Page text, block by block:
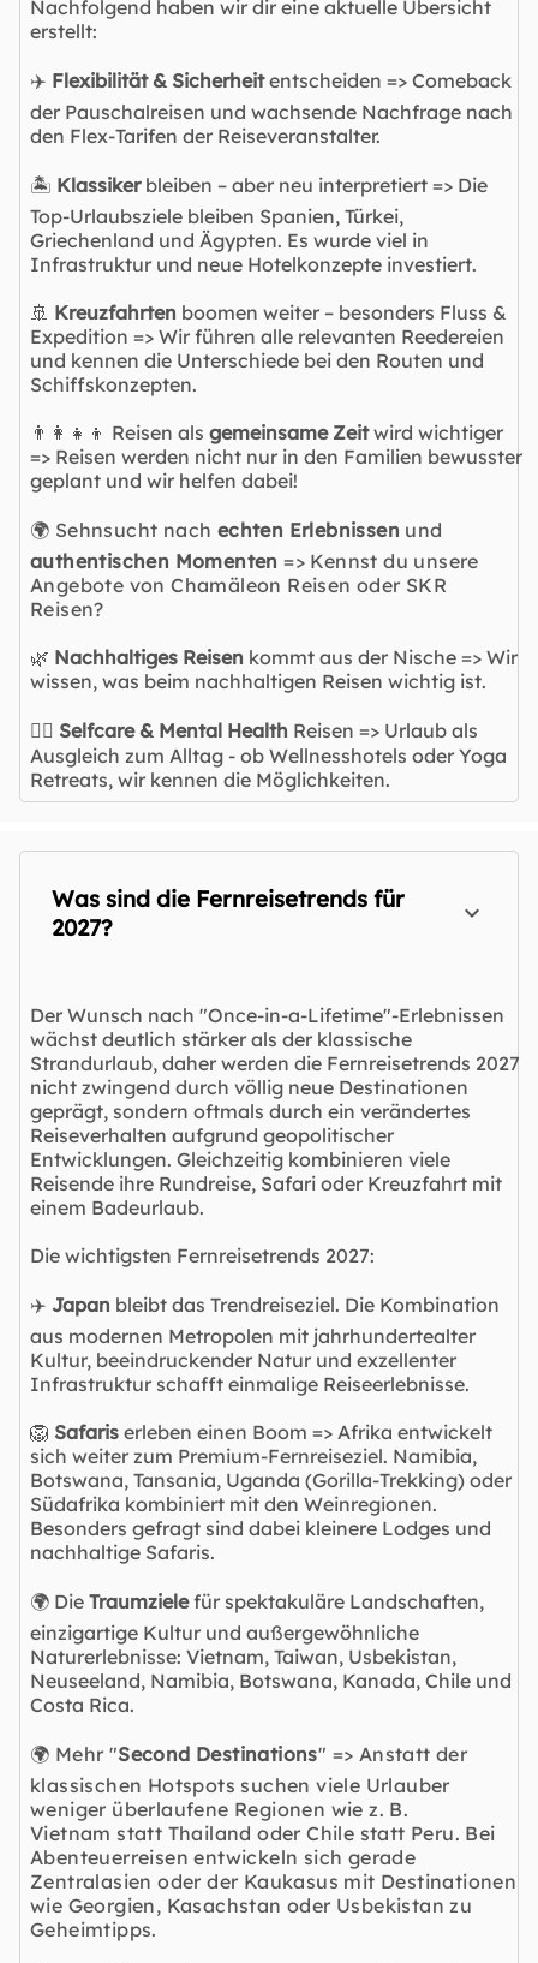
Nachfolgend haben wir dir eine aktuelle Übersicht
erstellt:
✈️ Flexibilität & Sicherheitentscheiden => Comeback
der Pauschalreisen und wachsende Nachfrage nach
den Flex-Tarifen der Reiseveranstalter.
🏝️ Klassiker bleiben – aber neu interpretiert => Die
Top-Urlaubsziele bleiben Spanien, Türkei,
Griechenland und Ägypten. Es wurde viel in
Infrastruktur und neue Hotelkonzepte investiert.
🚢 Kreuzfahrten boomen weiter – besonders Fluss &
Expedition => Wir führen alle relevanten Reedereien
und kennen die Unterschiede bei den Routen und
Schiffskonzepten.
👨‍👩‍👧‍👦 Reisen als gemeinsame Zeitwird wichtiger
=> Reisen werden nicht nur in den Familien bewusster
geplant und wir helfen dabei!
🌍 Sehnsucht nach echten Erlebnissen und
authentischen Momenten => Kennst du unsere
Angebote von Chamäleon Reisen oder SKR
Reisen?
🌿 Nachhaltiges Reisen kommt aus der Nische => Wir
wissen, was beim nachhaltigen Reisen wichtig ist.
🧘‍♀️ Selfcare & Mental Health Reisen => Urlaub als
Ausgleich zum Alltag - ob Wellnesshotels oder Yoga
Retreats, wir kennen die Möglichkeiten.
Was sind die Fernreisetrends für
2027?
Der Wunsch nach "Once-in-a-Lifetime"-Erlebnissen
wächst deutlich stärker als der klassische
Strandurlaub, daher werden die Fernreisetrends 2027
nicht zwingend durch völlig neue Destinationen
geprägt, sondern oftmals durch ein verändertes
Reiseverhalten aufgrund geopolitischer
Entwicklungen. Gleichzeitig kombinieren viele
Reisende ihre Rundreise, Safari oder Kreuzfahrt mit
einem Badeurlaub.
Die wichtigsten Fernreisetrends 2027:
✈️ Japan bleibt das Trendreiseziel. Die Kombination
aus modernen Metropolen mit jahrhundertealter
Kultur, beeindruckender Natur und exzellenter
Infrastruktur schafft einmalige Reiseerlebnisse.
🦁 Safaris erleben einen Boom => Afrika entwickelt
sich weiter zum Premium-Fernreiseziel. Namibia,
Botswana, Tansania, Uganda (Gorilla-Trekking) oder
Südafrika kombiniert mit den Weinregionen.
Besonders gefragt sind dabei kleinere Lodges und
nachhaltige Safaris.
🌍 Die Traumzielefür spektakuläre Landschaften,
einzigartige Kultur und außergewöhnliche
Naturerlebnisse: Vietnam, Taiwan, Usbekistan,
Neuseeland, Namibia, Botswana, Kanada, Chile und
Costa Rica.
🌍 Mehr "Second Destinations" => Anstatt der
klassischen Hotspots suchen viele Urlauber
weniger überlaufene Regionen wie z. B.
Vietnam statt Thailand oder Chile statt Peru. Bei
Abenteuerreisen entwickeln sich gerade
Zentralasien oder der Kaukasus mit Destinationen
wie Georgien, Kasachstan oder Usbekistan zu
Geheimtipps.